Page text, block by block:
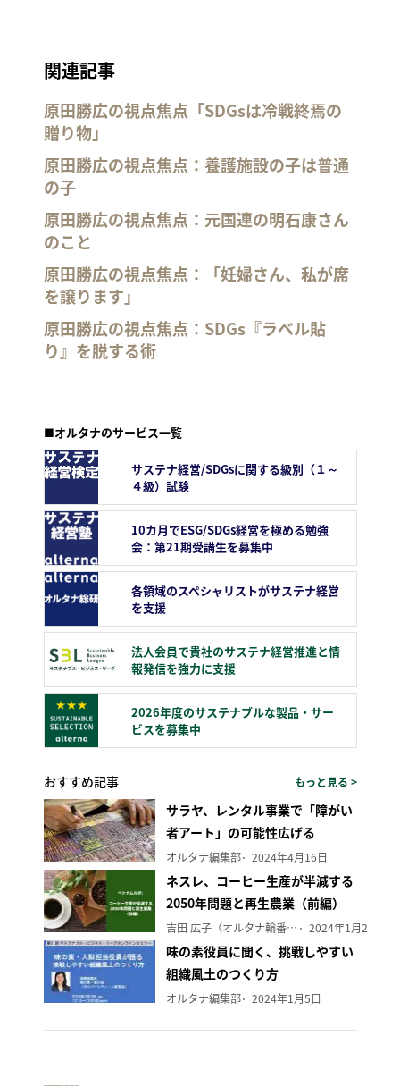
関連記事
原田勝広の視点焦点「SDGsは冷戦終焉の
贈り物」
原田勝広の視点焦点：養護施設の子は普通
の子
原田勝広の視点焦点：元国連の明石康さん
のこと
原田勝広の視点焦点：「妊婦さん、私が席
を譲ります」
原田勝広の視点焦点：SDGs『ラベル貼
り』を脱する術
■オルタナのサービス一覧
サステナ経営/SDGsに関する級別（１～
４級）試験
10カ月でESG/SDGs経営を極める勉強
会：第21期受講生を募集中
各領域のスペシャリストがサステナ経営
を支援
法人会員で貴社のサステナ経営推進と情
報発信を強力に支援
2026年度のサステナブルな製品・サー
ビスを募集中
おすすめ記事 もっと見る >
サラヤ、レンタル事業で「障がい
者アート」の可能性広げる
オルタナ編集部 2024年4月16日
ネスレ、コーヒー生産が半減する
2050年問題と再生農業（前編）
吉田 広子（オルタナ輪番編集長） 2024年1月29日
味の素役員に聞く、挑戦しやすい
組織風土のつくり方
オルタナ編集部 2024年1月5日